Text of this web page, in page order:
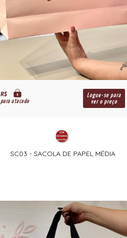
R$
para atacado
Logue-se para
ver o preço
SC03 - SACOLA DE PAPEL MÉDIA